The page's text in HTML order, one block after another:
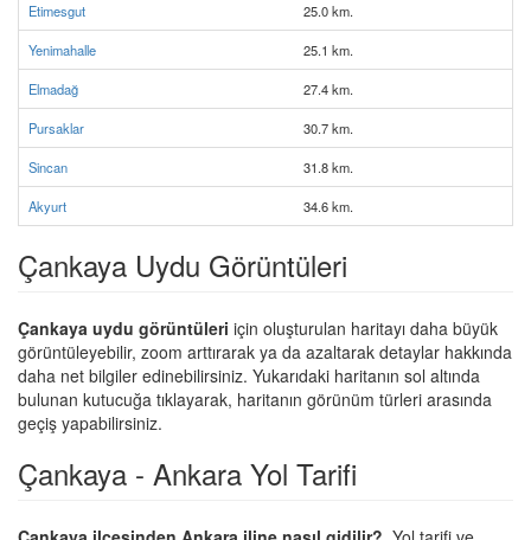
Etimesgut 25.0 km.
Yenimahalle 25.1 km.
Elmadağ 27.4 km.
Pursaklar 30.7 km.
Sincan 31.8 km.
Akyurt 34.6 km.
Çankaya Uydu Görüntüleri
Çankaya uydu görüntüleri için oluşturulan haritayı daha büyük
görüntüleyebilir, zoom arttırarak ya da azaltarak detaylar hakkında
daha net bilgiler edinebilirsiniz. Yukarıdaki haritanın sol altında
bulunan kutucuğa tıklayarak, haritanın görünüm türleri arasında
geçiş yapabilirsiniz.
Çankaya - Ankara Yol Tarifi